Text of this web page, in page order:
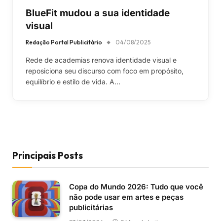
BlueFit mudou a sua identidade
visual
Redação Portal Publicitário 04/08/2025
Rede de academias renova identidade visual e
reposiciona seu discurso com foco em propósito,
equilíbrio e estilo de vida. A…
Principais Posts
Copa do Mundo 2026: Tudo que você
não pode usar em artes e peças
publicitárias